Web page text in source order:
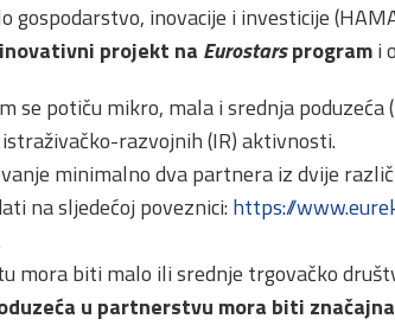
gospodarstvo, inovacije i investicije
inovativni projekt na Eurostarsprogrami
se potiču mikro, mala i srednja poduzeća
razvojnih (IR) aktivnosti.
minimalno dva partnera iz dvije
na sljedećoj poveznici: https://
mora biti malo ili srednje trgovačko
u partnerstvu mora biti